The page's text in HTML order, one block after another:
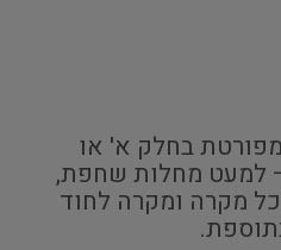
בחלק א' או
למעט מחלות שחפת,
מקרה ומקרה לחוד